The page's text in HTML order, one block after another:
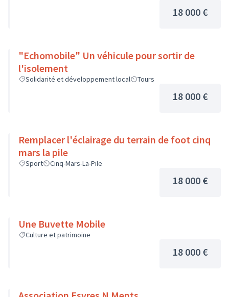
18 000 €
"Echomobile" Un véhicule pour sortir de
l'isolement
Solidarité et développement local Tours
18 000 €
Remplacer l'éclairage du terrain de foot cinq
mars la pile
Sport Cinq-Mars-La-Pile
18 000 €
Une Buvette Mobile
Culture et patrimoine
18 000 €